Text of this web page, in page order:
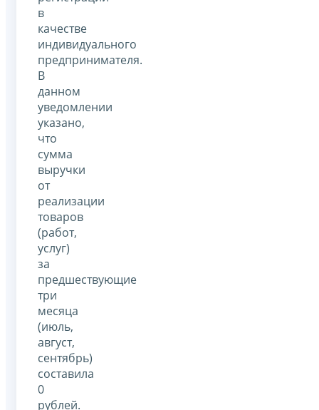
в
качестве
индивидуального
предпринимателя.
В
данном
уведомлении
указано,
что
сумма
выручки
от
реализации
товаров
(работ,
услуг)
за
предшествующие
три
месяца
(июль,
август,
сентябрь)
составила
0
рублей.